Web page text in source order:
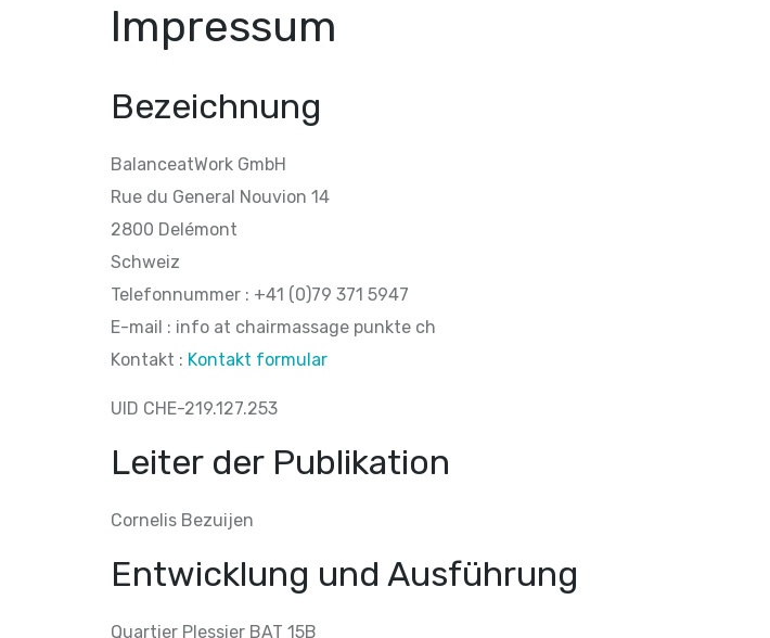
Impressum
Bezeichnung
BalanceatWork GmbH
Rue du General Nouvion 14
2800 Delémont
Schweiz
Telefonnummer : +41 (0)79 371 5947
E-mail : info at chairmassage punkte ch
Kontakt : Kontakt formular
UID CHE-219.127.253
Leiter der Publikation
Cornelis Bezuijen
Entwicklung und Ausführung
Quartier Plessier BAT 15B